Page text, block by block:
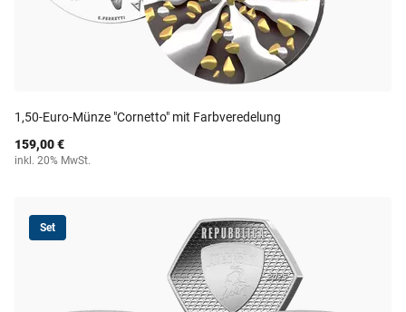
1,50-Euro-Münze "Cornetto" mit Farbveredelung
159,00 €
inkl. 20% MwSt.
Set